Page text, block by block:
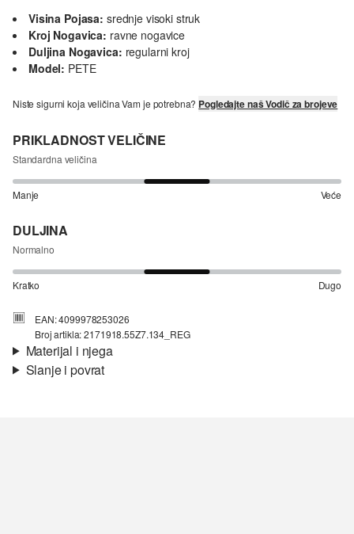
Visina Pojasa: srednje visoki struk
Kroj Nogavica: ravne nogavice
Duljina Nogavica: regularni kroj
Model: PETE
Niste sigurni koja veličina Vam je potrebna? Pogledajte naš Vodič za brojeve
PRIKLADNOST VELIČINE
Standardna veličina
Manje Veće
DULJINA
Normalno
Kratko Dugo
EAN: 4099978253026
Broj artikla: 2171918.55Z7.134_REG
Materijal i njega
Slanje i povrat